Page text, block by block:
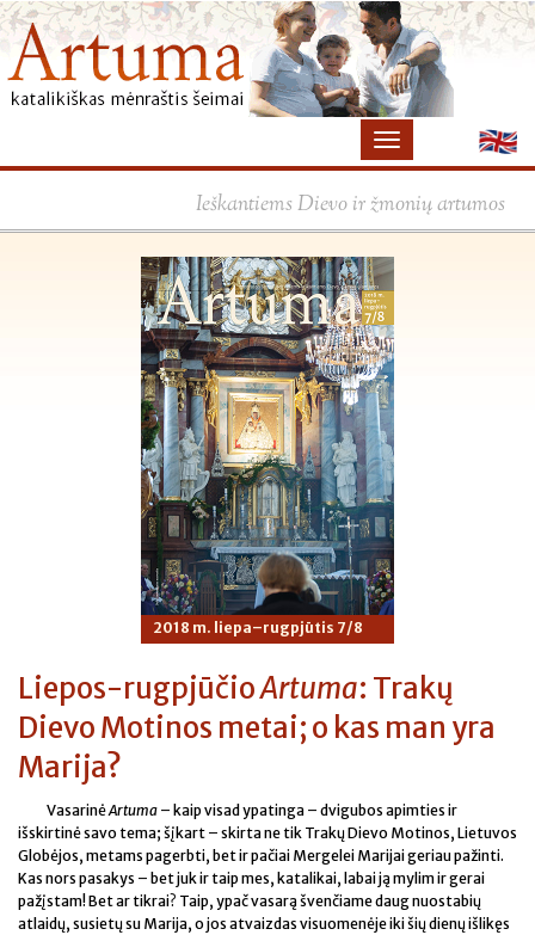
Ieškantiems Dievo ir žmonių artumos
2018 m. liepa–rugpjūtis 7/8
Liepos-rugpjūčioArtuma: Trakų
Dievo Motinos metai; o kas man yra
Marija?
VasarinėArtuma – kaip visad ypatinga – dvigubos apimties ir
išskirtinė savo tema; šįkart – skirta ne tik Trakų Dievo Motinos, Lietuvos
Globėjos, metams pagerbti, bet ir pačiai Mergelei Marijai geriau pažinti.
Kas nors pasakys – bet juk ir taip mes, katalikai, labai ją mylim ir gerai
pažįstam! Bet ar tikrai? Taip, ypač vasarą švenčiame daug nuostabių
atlaidų, susietų su Marija, o jos atvaizdas visuomenėje iki šių dienų išlikęs